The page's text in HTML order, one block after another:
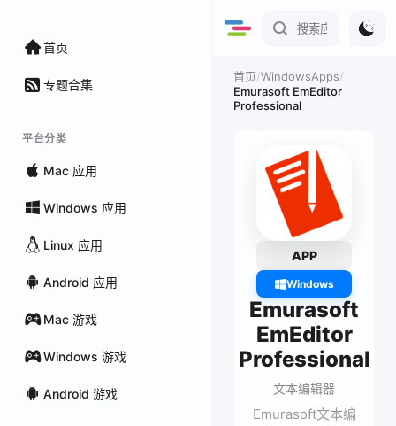
首页
专题合集
平台分类
Mac 应用
Windows 应用
Linux 应用
Android 应用
Mac 游戏
Windows 游戏
Android 游戏
首页/WindowsApps/
Emurasoft EmEditor
Professional
APP
Windows
Emurasoft
EmEditor
Professional
文本编辑器
Emurasoft文本编